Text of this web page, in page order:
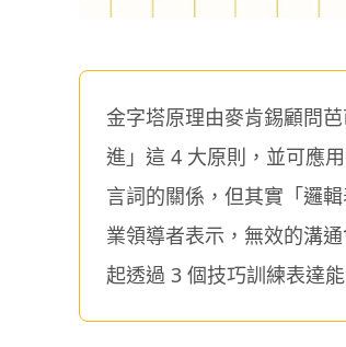
金字塔原理由麥肯錫顧問
進」這 4 大原則，並可應
言詞的關係，但其實「邏
業領導者表示，無效的溝
起透過 3 個技巧訓練表達能